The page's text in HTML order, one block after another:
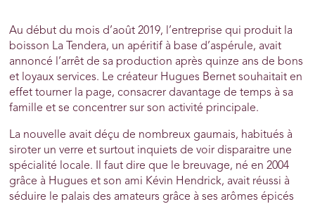
Au début du mois d’août 2019, l’entreprise qui produit la
boisson La Tendera, un apéritif à base d’aspérule, avait
annoncé l’arrêt de sa production après quinze ans de bons
et loyaux services. Le créateur Hugues Bernet souhaitait en
effet tourner la page, consacrer davantage de temps à sa
famille et se concentrer sur son activité principale.
La nouvelle avait déçu de nombreux gaumais, habitués à
siroter un verre et surtout inquiets de voir disparaitre une
spécialité locale. Il faut dire que le breuvage, né en 2004
grâce à Hugues et son ami Kévin Hendrick, avait réussi à
séduire le palais des amateurs grâce à ses arômes épicés